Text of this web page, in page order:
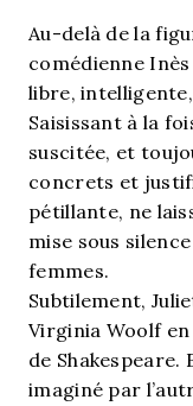
Au-delà de la
comédienne
libre,
Saisissant à la
suscitée, et
concrets et
pétillante, ne
mise sous
femmes.
Subtilement,
Virginia Woolf
de
imaginé par